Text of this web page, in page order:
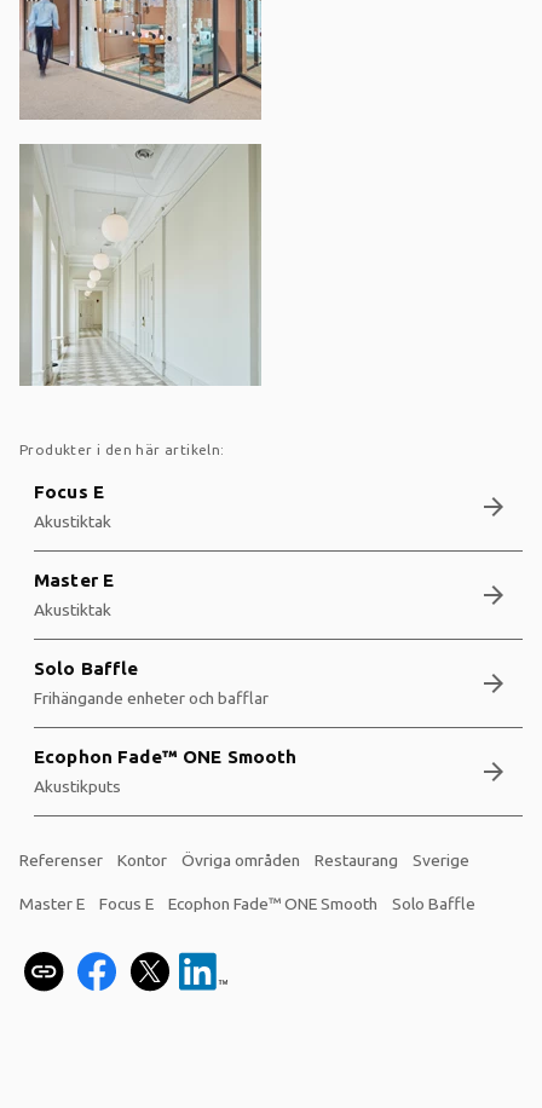
Produkter i den här artikeln:
Focus E
Akustiktak arrow_forward
Master E
Akustiktak arrow_forward
Solo Baffle
Frihängande enheter och bafflar arrow_forward
Ecophon Fade™ ONE Smooth
Akustikputs arrow_forward
Referenser Kontor Övriga områden Restaurang Sverige
Master E Focus E Ecophon Fade™ ONE Smooth Solo Baffle